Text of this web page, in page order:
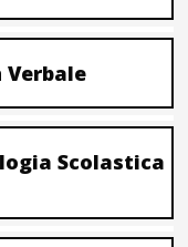
Verbale
Scolastica